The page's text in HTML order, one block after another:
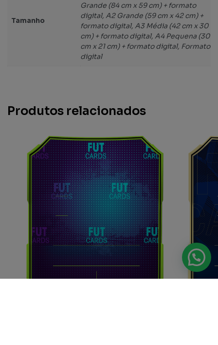
Tamanho
Grande (84 cm x 59 cm) + formato
digital, A2 Grande (59 cm x 42 cm) +
formato digital, A3 Média (42 cm x 30
cm) + formato digital, A4 Pequena (30
cm x 21 cm) + formato digital, Formato
digital
Produtos relacionados